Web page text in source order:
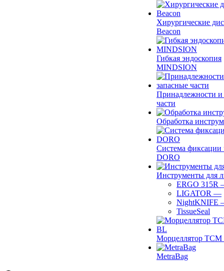
Хирургические
Beacon
Гибкая эндоскопия
MINDSION
Принадлежности и
части
Обработка
Система фиксации
DORO
Инструменты для
ERGO 315R
LIGATOR —
NightKNIFE
TissueSeal
Морцеллятор ТСМ
MetraBag